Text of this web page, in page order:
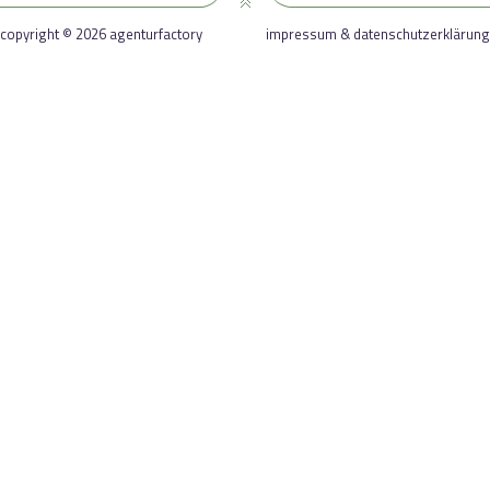
copyright © 2026 agenturfactory impressum & datenschutzerklärung